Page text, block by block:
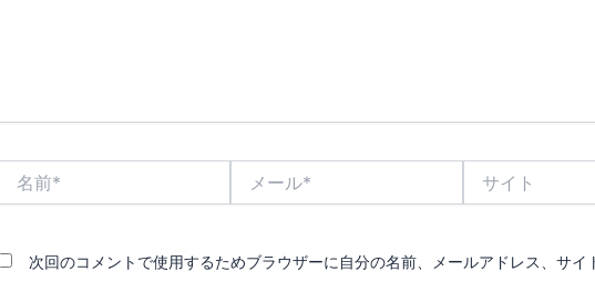
次回のコメントで使用するためブラウザーに自分の名前、メールアドレス、サイ